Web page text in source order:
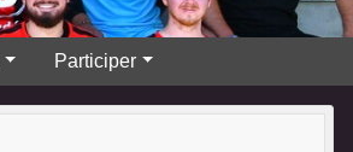
Participer